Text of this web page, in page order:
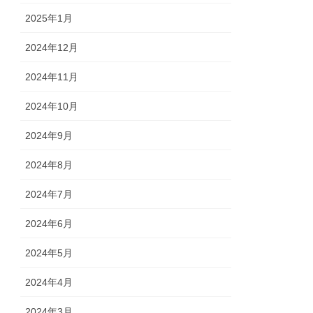
2025年1月
2024年12月
2024年11月
2024年10月
2024年9月
2024年8月
2024年7月
2024年6月
2024年5月
2024年4月